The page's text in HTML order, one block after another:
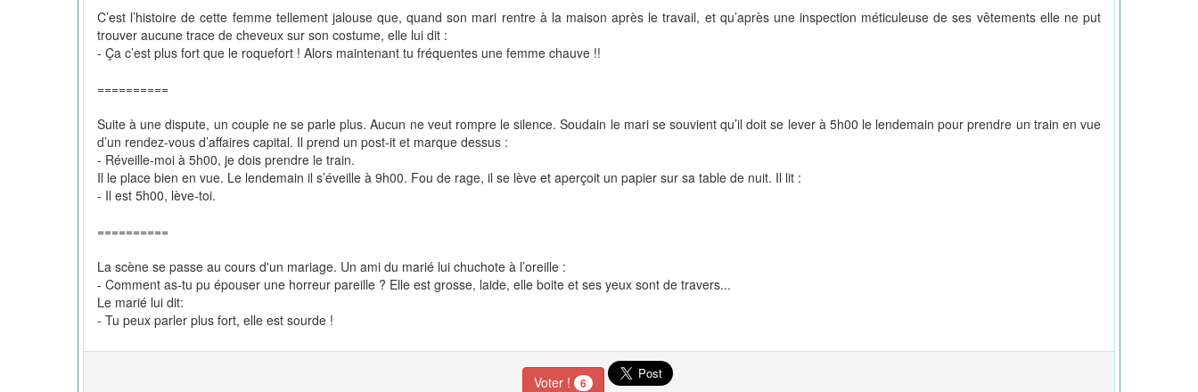
C’est l’histoire de cette femme tellement jalouse que, quand son mari rentre à la maison après le travail, et qu’après une inspection méticuleuse de ses vêtements elle ne put
trouver aucune trace de cheveux sur son costume, elle lui dit :
- Ça c’est plus fort que le roquefort ! Alors maintenant tu fréquentes une femme chauve !!
==========
Suite à une dispute, un couple ne se parle plus. Aucun ne veut rompre le silence. Soudain le mari se souvient qu’il doit se lever à 5h00 le lendemain pour prendre un train en vue
d’un rendez-vous d’affaires capital. Il prend un post-it et marque dessus :
- Réveille-moi à 5h00, je dois prendre le train.
Il le place bien en vue. Le lendemain il s’éveille à 9h00. Fou de rage, il se lève et aperçoit un papier sur sa table de nuit. Il lit :
- Il est 5h00, lève-toi.
==========
La scène se passe au cours d'un mariage. Un ami du marié lui chuchote à l’oreille :
- Comment as-tu pu épouser une horreur pareille ? Elle est grosse, laide, elle boite et ses yeux sont de travers...
Le marié lui dit:
- Tu peux parler plus fort, elle est sourde !
Voter ! 6